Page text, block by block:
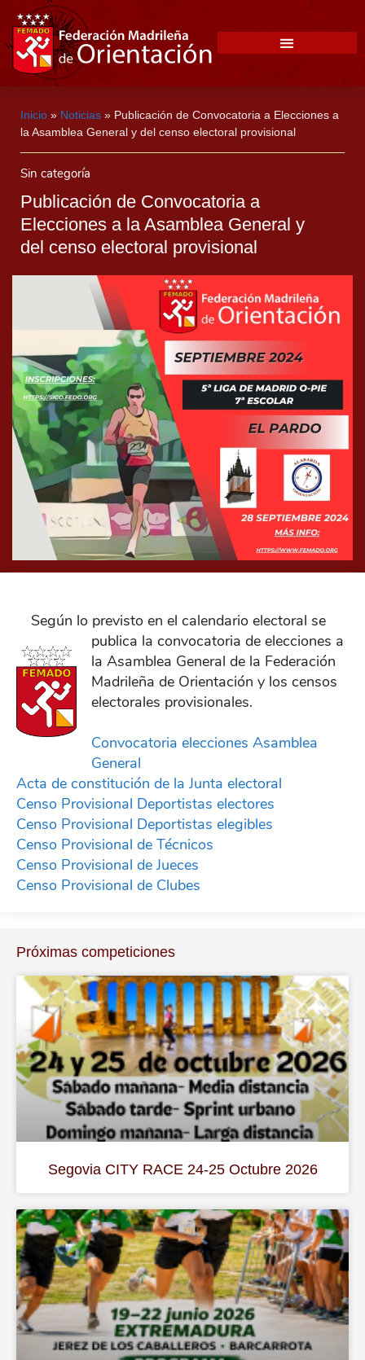
Inicio » Noticias » Publicación de Convocatoria a Elecciones a
la Asamblea General y del censo electoral provisional
Sin categoría
Publicación de Convocatoria a
Elecciones a la Asamblea General y
del censo electoral provisional
Según lo previsto en el calendario electoral se
publica la convocatoria de elecciones a
la Asamblea General de la Federación
Madrileña de Orientación y los censos
electorales provisionales.
Convocatoria elecciones Asamblea
General
Acta de constitución de la Junta electoral
Censo Provisional Deportistas electores
Censo Provisional Deportistas elegibles
Censo Provisional de Técnicos
Censo Provisional de Jueces
Censo Provisional de Clubes
Próximas competiciones
Segovia CITY RACE 24-25 Octubre 2026